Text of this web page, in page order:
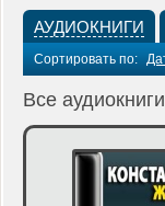
АУДИОКНИГИ
Сортировать по:
Все